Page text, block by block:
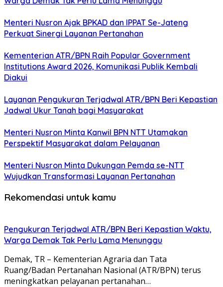
Menteri Nusron Ajak BPKAD dan IPPAT Se-Jateng
Perkuat Sinergi Layanan Pertanahan
Kementerian ATR/BPN Raih Popular Government
Institutions Award 2026, Komunikasi Publik Kembali
Diakui
Layanan Pengukuran Terjadwal ATR/BPN Beri Kepastian
Jadwal Ukur Tanah bagi Masyarakat
Menteri Nusron Minta Kanwil BPN NTT Utamakan
Perspektif Masyarakat dalam Pelayanan
Menteri Nusron Minta Dukungan Pemda se-NTT
Wujudkan Transformasi Layanan Pertanahan
Rekomendasi untuk kamu
Pengukuran Terjadwal ATR/BPN Beri Kepastian Waktu,
Warga Demak Tak Perlu Lama Menunggu
Demak, TR – Kementerian Agraria dan Tata
Ruang/Badan Pertanahan Nasional (ATR/BPN) terus
meningkatkan pelayanan pertanahan…